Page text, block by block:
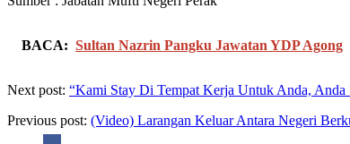
BACA: Sultan Nazrin Pangku Jawatan YDP Agong
Next post: “Kami Stay Di Tempat Kerja Untuk Anda,
Previous post: (Video) Larangan Keluar Antara Negeri